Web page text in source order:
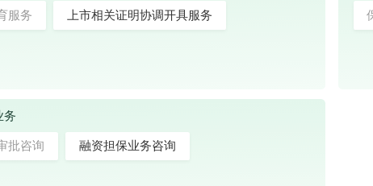
服务 上市相关证明协调开具服务
务
批咨询 融资担保业务咨询